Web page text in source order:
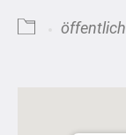
öffentlich